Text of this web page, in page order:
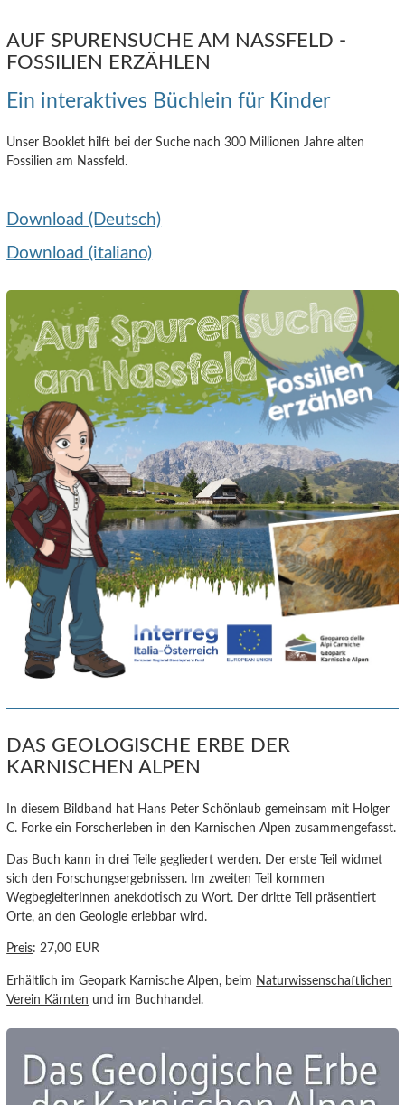
AUF SPURENSUCHE AM NASSFELD -
FOSSILIEN ERZÄHLEN
Ein interaktives Büchlein für Kinder
Unser Booklet hilft bei der Suche nach 300 Millionen Jahre alten
Fossilien am Nassfeld.
Download (Deutsch)
Download (italiano)
DAS GEOLOGISCHE ERBE DER
KARNISCHEN ALPEN
In diesem Bildband hat Hans Peter Schönlaub gemeinsam mit Holger
C. Forke ein Forscherleben in den Karnischen Alpen zusammengefasst.
Das Buch kann in drei Teile gegliedert werden. Der erste Teil widmet
sich den Forschungsergebnissen. Im zweiten Teil kommen
WegbegleiterInnen anekdotisch zu Wort. Der dritte Teil präsentiert
Orte, an den Geologie erlebbar wird.
Preis: 27,00 EUR
Erhältlich im Geopark Karnische Alpen, beim Naturwissenschaftlichen
Verein Kärnten und im Buchhandel.